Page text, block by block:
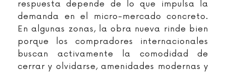
respuesta depende de lo que impulsa la
demanda en el micro-mercado concreto.
En algunas zonas, la obra nueva rinde bien
porque los compradores internacionales
buscan activamente la comodidad de
cerrar y olvidarse, amenidades modernas y